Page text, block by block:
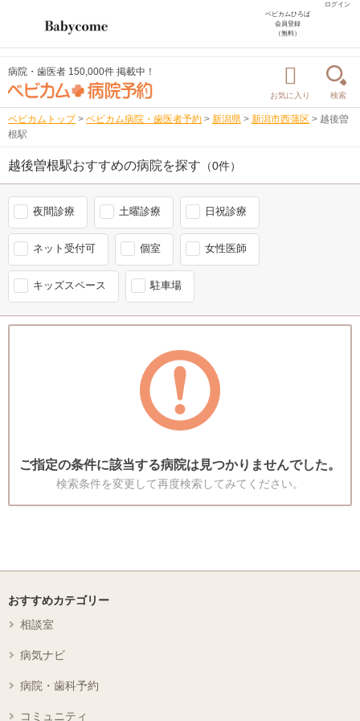
ログイン
ベビカムひろば
会員登録
（無料）
病院・歯医者 150,000件 掲載中！
お気に入り 検索
ベビカムトップ > ベビカム病院・歯医者予約 > 新潟県 > 新潟市西蒲区 > 越後曽
根駅
越後曽根駅おすすめの病院を探す （0件）
夜間診療 土曜診療 日祝診療
ネット受付可 個室 女性医師
キッズスペース 駐車場
ご指定の条件に該当する病院は見つかりませんでした。
検索条件を変更して再度検索してみてください。
おすすめカテゴリー
相談室
病気ナビ
病院・歯科予約
コミュニティ